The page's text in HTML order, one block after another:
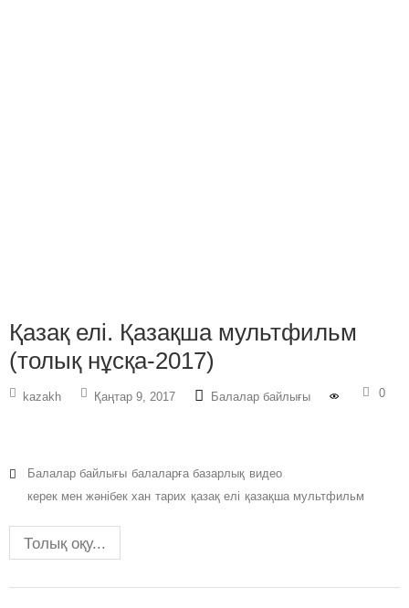
Қазақ елі. Қазақша мультфильм
(толық нұсқа-2017)
kazakh Қаңтар 9, 2017 Балалар байлығы 0
Балалар байлығы балаларға базарлық видео
керек мен жәнібек хан тарих қазақ елі қазақша мультфильм
Толық оқу...